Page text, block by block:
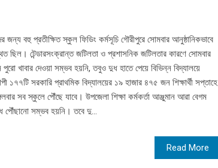
জন্য বহু প্রতীক্ষিত স্কুল ফিডিং কর্মসূচি গৌরীপুরে সোমবার আনুষ্ঠানিকভাবে
ছিল। টেন্ডারসংক্রান্ত জটিলতা ও প্রশাসনিক জটিলতার কারণে সোমবার
খাবার দেওয়া সম্ভব হয়নি, তবুও দুধ হাতে পেয়ে বিভিন্ন বিদ্যালয়ে
সরকারি প্রাথমিক বিদ্যালয়ের ১৯ হাজার ৪৭৫ জন শিক্ষার্থী সপ্তাহে
সব স্কুলে পৌঁছে যাবে। উপজেলা শিক্ষা কর্মকর্তা আঞ্জুমান আরা বেগম
পৌঁছানো সম্ভব হয়নি। তবে দু...
Read More